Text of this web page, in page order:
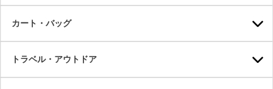
カート・バッグ
トラベル・アウトドア